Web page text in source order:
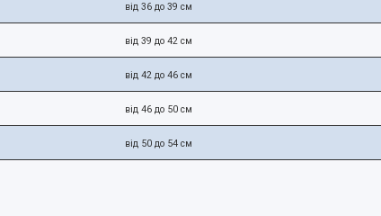
від 36 до 39 см
від 39 до 42 см
від 42 до 46 см
від 46 до 50 см
від 50 до 54 см